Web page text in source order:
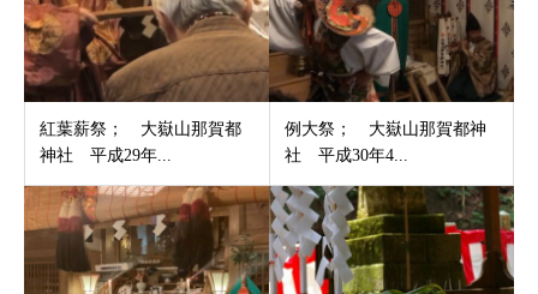
紅葉薪祭； 大嶽山那賀都
神社 平成29年...
例大祭； 大嶽山那賀都神
社 平成30年4...